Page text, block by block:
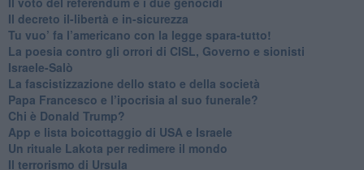
Il decreto il-libertà e in-sicurezza
Tu vuo’ fa l’americano con la legge spara-tutto!
La poesia contro gli orrori di CISL, Governo e sionisti
Israele-Salò
​La fascistizzazione dello stato e della società
Papa Francesco e l’ipocrisia al suo funerale?
​Chi è Donald Trump?
App e lista boicottaggio di USA e Israele
​Un rituale Lakota per redimere il mondo
Il terrorismo di Ursula